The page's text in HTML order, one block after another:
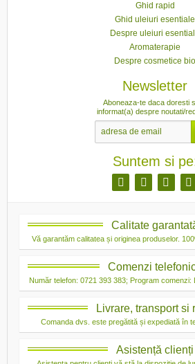
Ghid rapid
Ghid uleiuri esentiale
Despre uleiuri
Aromaterapie
Despre cosmetice bio
Newsletter
Aboneaza-te daca doresti
informat(a) despre noutati/
Suntem si
Calitate
Vă garantăm calitatea și originea produselor.
Comenzi
Număr telefon: 0721 393 383; Program comenzi:
Livrare, transport si
Comanda dvs. este pregătită și expediată în
Asistență clienți